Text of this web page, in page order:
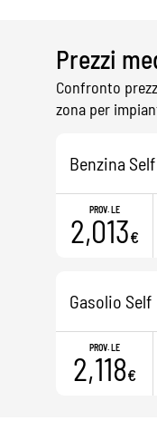
Prezzi
Confronto
zona per
Benzina Self
PROV. LE
2,013€
Gasolio Self
PROV. LE
2,118€